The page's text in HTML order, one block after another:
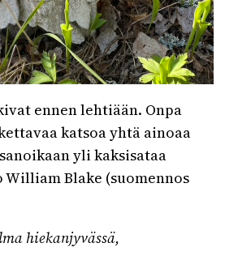
ennen lehtiään. Onpa
katsoa yhtä ainoaa
yli kaksisataa
Blake (suomennos
hiekanjyvässä,